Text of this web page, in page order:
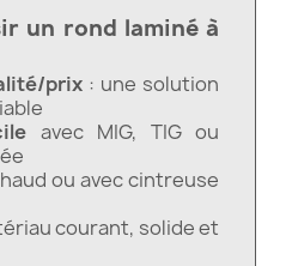
un rond laminé à
prix : une solution
avec MIG, TIG ou
ou avec cintreuse
courant, solide et